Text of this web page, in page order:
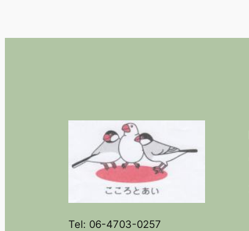
Tel: 06-4703-0257